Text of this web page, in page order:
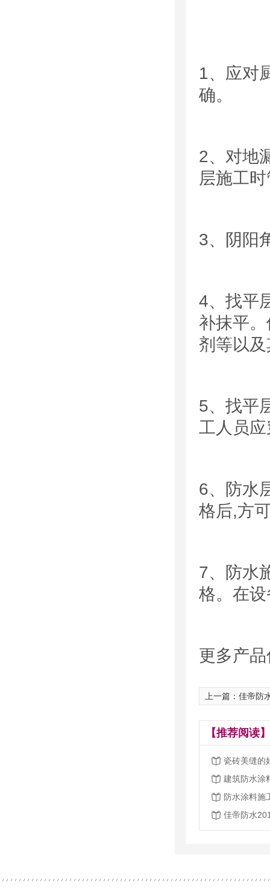
1、应对
确。
2、对地
层施工
3、阴阳
4、 找平
补抹平
剂等以
5、找平
工人员
6、 防水
格后,方
7、防水
格。在
更多产
上一篇：佳帝防
【推荐阅读
瓷砖美缝的
建筑防水涂
防水涂料施
佳帝防水